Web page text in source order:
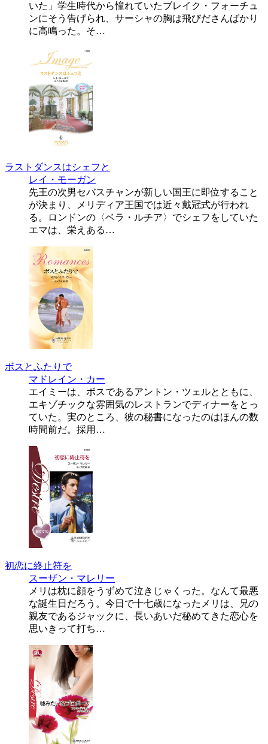
いた」学生時代から憧れていたブレイク・フォーチュ
ンにそう告げられ、サーシャの胸は飛びださんばかり
に高鳴った。そ…
ラストダンスはシェフと
レイ・モーガン
先王の次男セバスチャンが新しい国王に即位すること
が決まり、メリディア王国では近々戴冠式が行われ
る。ロンドンの〈ベラ・ルチア〉でシェフをしていた
エマは、栄えある…
ボスとふたりで
マドレイン・カー
エイミーは、ボスであるアントン・ツェルとともに、
エキゾチックな雰囲気のレストランでディナーをとっ
ていた。実のところ、彼の秘書になったのはほんの数
時間前だ。採用…
初恋に終止符を
スーザン・マレリー
メリは枕に顔をうずめて泣きじゃくった。なんて最悪
な誕生日だろう。今日で十七歳になったメリは、兄の
親友であるジャックに、長いあいだ秘めてきた恋心を
思いきって打ち…